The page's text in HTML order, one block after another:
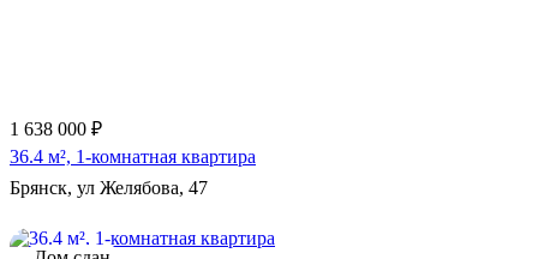
1 638 000 ₽
36.4 м², 1-комнатная квартира
Брянск, ул Желябова, 47